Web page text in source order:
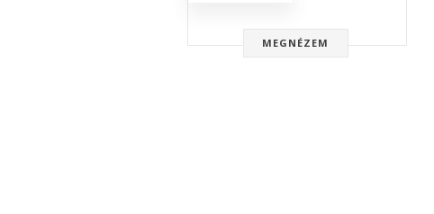
MEGNÉZEM